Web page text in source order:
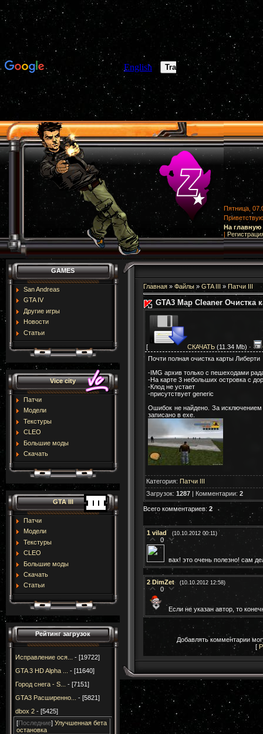
Пятница,
На главную
|
GAMES
San Andreas
GTA IV
Другие игры
Новости
Статьи
Vice city
Патчи
Модели
Текстуры
CLEO
Большие моды
Скачать
GTA III
Патчи
Модели
Текстуры
CLEO
Большие моды
Скачать
Статьи
Рейтинг загрузок
Исправление ося...
- [19722]
GTA 3 HD Alpha ...
- [11640]
Город снега - S...
- [7151]
GTA3 Расширенно...
- [5821]
dbox 2 - [5425]
[Последние] Улучшенная бета
остановка
Главная » Файлы » GTA III » Патчи III
GTA3 Map Cleaner Очистка
[ СКАЧАТЬ (11.34 Mb) ·
Почти полная очистка карты Либерти
-IMG архив только с пешеходами
-На карте 3 небольших островка с
-Клод не устает
-присутствует generic
Ошибок не найдено. За исключением
записано в ехе.
Категория: Патчи III
Загрузок: 1287 | Комментарии: 2
Всего комментариев: 2
1 vilad (10.10.2012 00:11)
0
вах! это очень полезно! сам
2 DimZet (10.10.2012 12:58)
0
Если не указан автор, то
Добавлять комментарии
[